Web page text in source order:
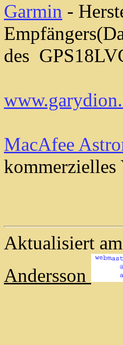
Garmin -
des
MacAfee
Aktualisiert
Andersson